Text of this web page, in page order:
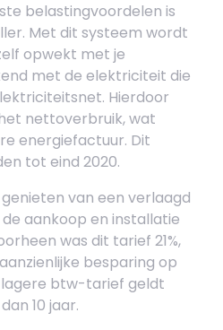
belastingvoordelen is
Met dit systeem wordt
opwekt met je
met de elektriciteit die
Hierdoor
nettoverbruik, wat
energiefactuur. Dit
tot eind 2020.
van een verlaagd
aankoop en installatie
was dit tarief 21%,
besparing op
btw-tarief geldt
10 jaar.